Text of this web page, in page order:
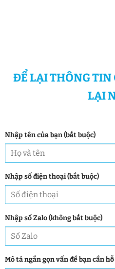
ĐỂ LẠI THÔNG TIN
LẠI
Nhập tên của bạn (bắt buộc)
Nhập số điện thoại (bắt buộc)
Nhập số Zalo (không bắt buộc)
Mô tả ngắn gọn vấn đề bạn cần